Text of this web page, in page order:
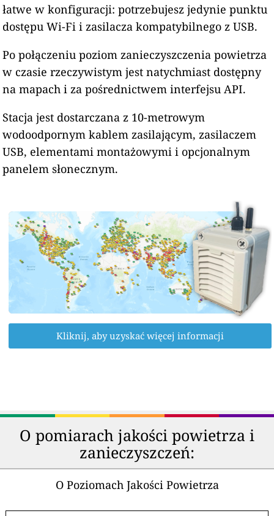
łatwe w konfiguracji: potrzebujesz jedynie punktu
dostępu Wi-Fi i zasilacza kompatybilnego z USB.
Po połączeniu poziom zanieczyszczenia powietrza
w czasie rzeczywistym jest natychmiast dostępny
na mapach i za pośrednictwem interfejsu API.
Stacja jest dostarczana z 10-metrowym
wodoodpornym kablem zasilającym, zasilaczem
USB, elementami montażowymi i opcjonalnym
panelem słonecznym.
Kliknij, aby uzyskać więcej informacji
O pomiarach jakości powietrza i
zanieczyszczeń:
O Poziomach Jakości Powietrza